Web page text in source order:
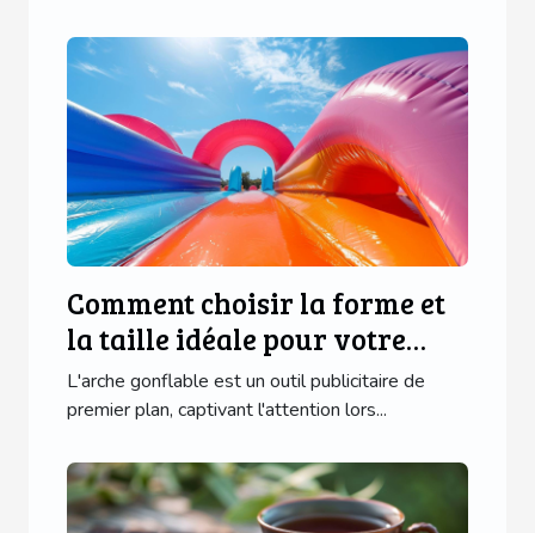
Comment choisir la forme et
la taille idéale pour votre
arche gonflable
L'arche gonflable est un outil publicitaire de
premier plan, captivant l'attention lors...